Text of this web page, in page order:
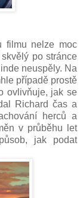
filmu nelze moc
po stránce
neuspěly. Na
případě prostě
ovlivňuje, jak se
Richard čas a
herců a
v průběhu let
jak podat